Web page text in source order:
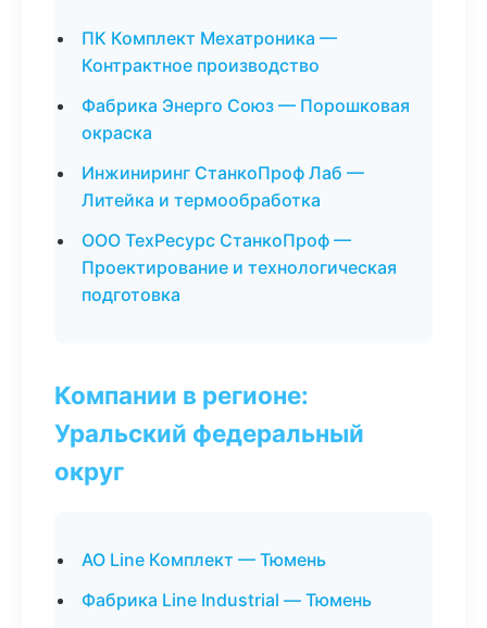
ПК Комплект Мехатроника —
Контрактное производство
Фабрика Энерго Союз — Порошковая
окраска
Инжиниринг СтанкоПроф Лаб —
Литейка и термообработка
ООО ТехРесурс СтанкоПроф —
Проектирование и технологическая
подготовка
Компании в регионе:
Уральский федеральный
округ
АО Line Комплект — Тюмень
Фабрика Line Industrial — Тюмень